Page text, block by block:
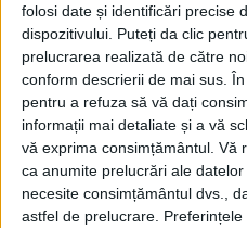
folosi date și identificări precise
dispozitivului. Puteți da clic
prelucrarea realizată de către
conform descrierii de mai sus.
pentru a refuza să vă dați
informații mai detaliate și a vă
vă exprima consimțământul. Vă
ca anumite prelucrări ale
necesite consimțământul dvs.,
astfel de prelucrare.
Elevii din clasa a II-a E de
din Suceava au adunat
dulciuri în cadrul